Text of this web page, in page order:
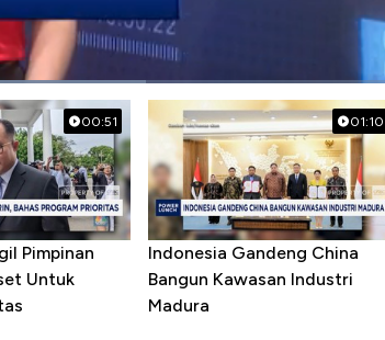
00:51
Pimpinan
Untuk
01:10
Indonesia Gandeng China
Bangun Kawasan Industri
Madura